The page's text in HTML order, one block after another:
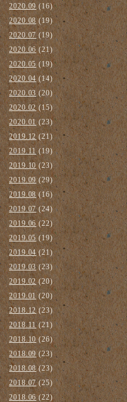
2020.09 (16)
2020.08(19)
2020.07(19)
2020.06(21)
2020.05 (19)
2020.04(14)
2020.03(20)
2020.02(15)
2020.01(23)
2019.12(21)
2019.11(19)
2019.10(23)
2019.09(29)
2019.08(16)
2019.07(24)
2019.06(22)
2019.05(19)
2019.04 (21)
2019.03(23)
2019.02(20)
2019.01 (20)
2018.12(23)
2018.11(21)
2018.10 (26)
2018.09(23)
2018.08(23)
2018.07(25)
2018.06 (22)